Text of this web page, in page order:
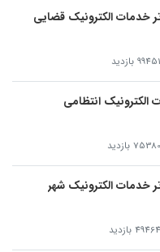
خدمات الکترونیک قضایی
99451 بازدید
الکترونیک انتظامی
75380 بازدید
خدمات الکترونیک شهر
49464 بازدید